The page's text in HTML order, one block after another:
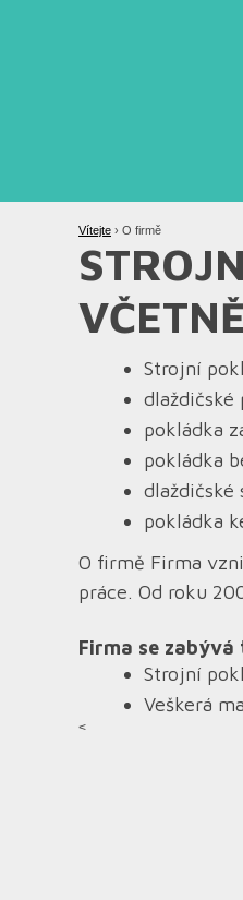
Vítejte › O firmě
Strojní
dlaždičské
pokládka
pokládka
dlaždičské
pokládka
O firmě Firma
práce. Od roku
Firma se
Strojní
Veškerá
<